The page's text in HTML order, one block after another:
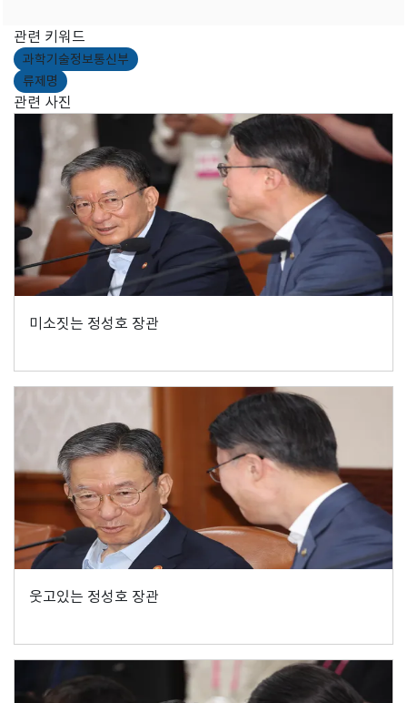
관련 키워드
과학기술정보통신부
류제명
관련 사진
미소짓는 정성호 장관
웃고있는 정성호 장관